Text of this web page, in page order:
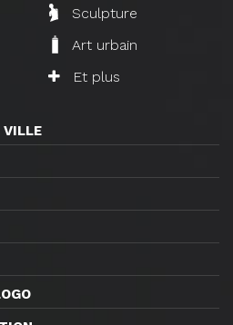
Sculpture
Art urbain
Et plus
VILLE